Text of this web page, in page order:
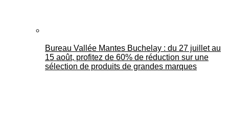
Bureau Vallée Mantes Buchelay : du 27 juillet au
15 août, profitez de 60% de réduction sur une
sélection de produits de grandes marques